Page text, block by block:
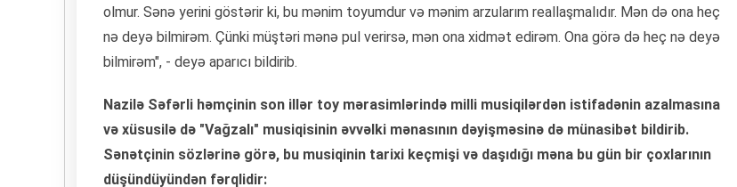
olmur. Sənə yerini göstərir ki, bu mənim toyumdur və mənim arzularım reallaşmalıdır. Mən də ona heç
nə deyə bilmirəm. Çünki müştəri mənə pul verirsə, mən ona xidmət edirəm. Ona görə də heç nə deyə
bilmirəm", - deyə aparıcı bildirib.
Nazilə Səfərli həmçinin son illər toy mərasimlərində milli musiqilərdən istifadənin azalmasına
və xüsusilə də "Vağzalı" musiqisinin əvvəlki mənasının dəyişməsinə də münasibət bildirib.
Sənətçinin sözlərinə görə, bu musiqinin tarixi keçmişi və daşıdığı məna bu gün bir çoxlarının
düşündüyündən fərqlidir: